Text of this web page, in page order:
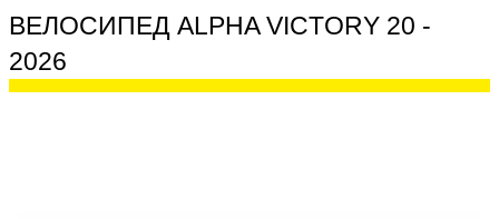
ВЕЛОСИПЕД ALPHA VICTORY 20 -
2026